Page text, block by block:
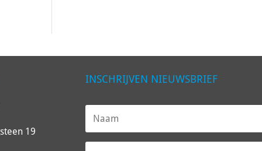
19
INSCHRIJVEN NIEUWSBRIEF